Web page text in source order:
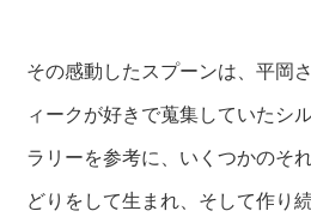
その感動したスプーンは、平岡
ィークが好きで蒐集していたシ
ラリーを参考に、いくつかのそ
どりをして生まれ、そして作り